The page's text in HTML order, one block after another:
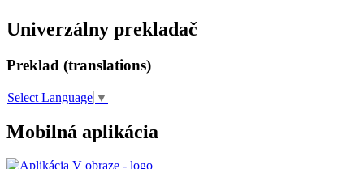
Univerzálny prekladač
Preklad (translations)
Select Language ▼
Mobilná aplikácia